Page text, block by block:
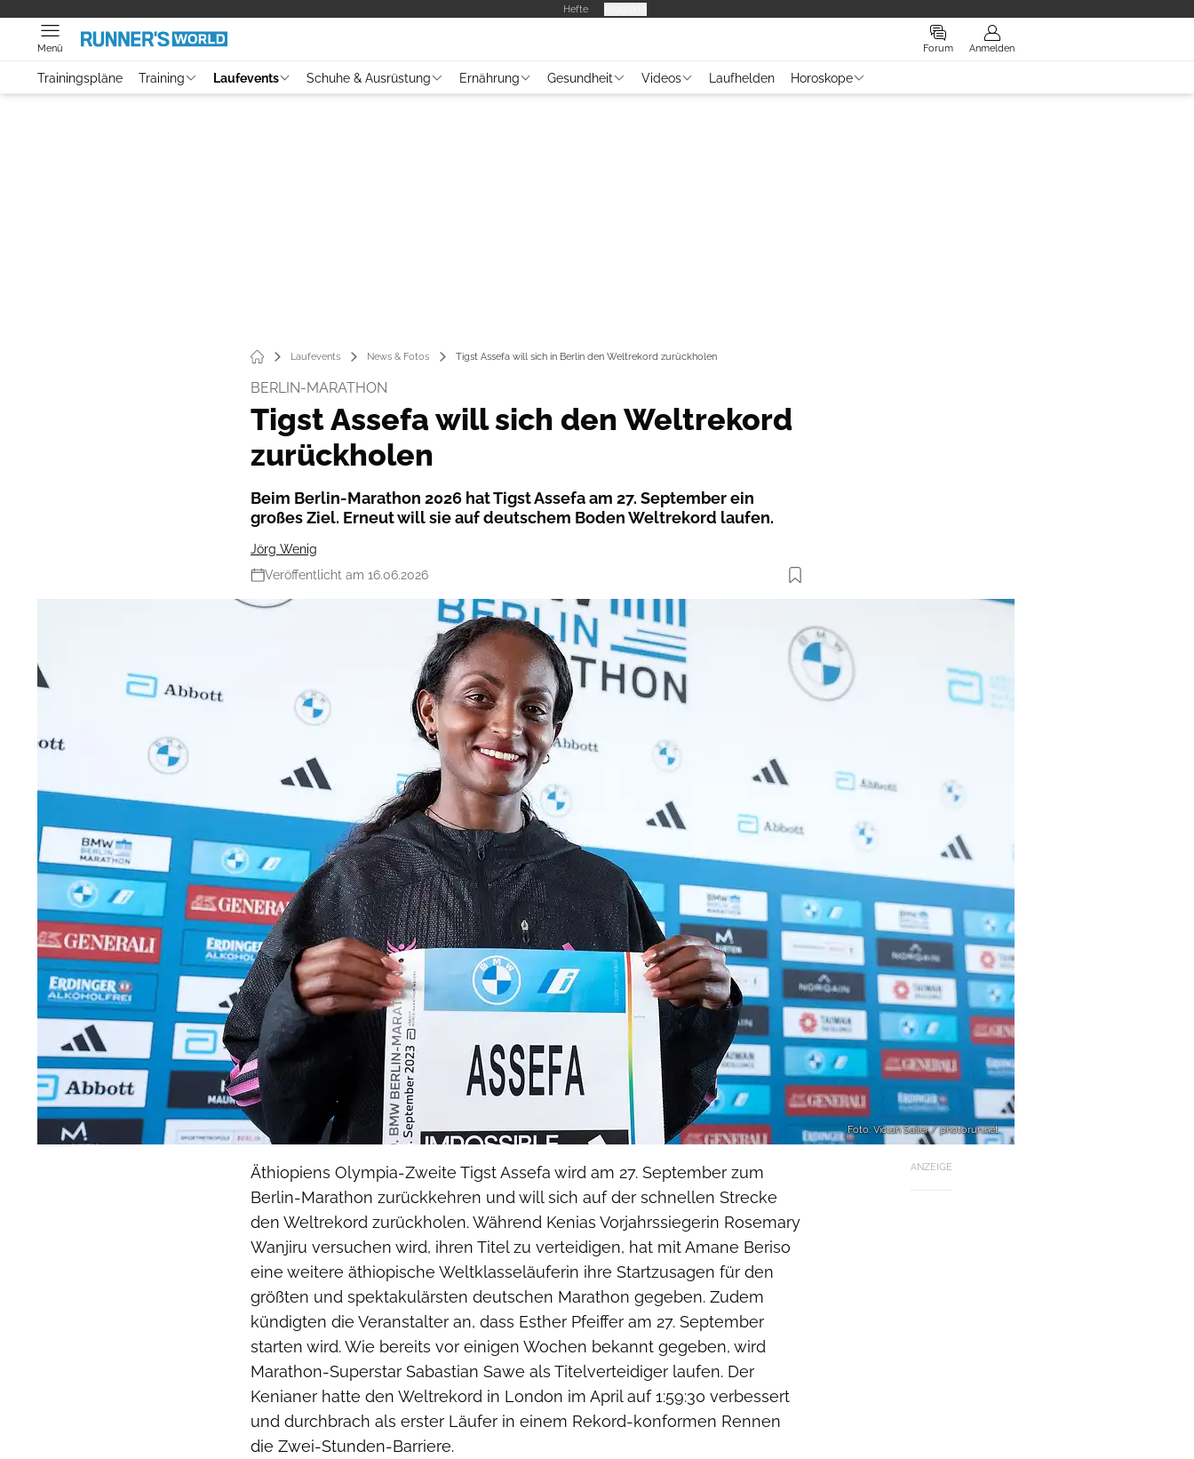
Hefte
Forum Anmelden
Menü
Trainingspläne Training Laufevents Schuhe & Ausrüstung Ernährung Gesundheit Videos Laufhelden Horoskope
Laufevents News & Fotos Tigst Assefa will sich in Berlin den Weltrekord zurückholen
BERLIN-MARATHON
Tigst Assefa will sich den Weltrekord
zurückholen
Beim Berlin-Marathon 2026 hat Tigst Assefa am 27. September ein
großes Ziel. Erneut will sie auf deutschem Boden Weltrekord laufen.
Jörg Wenig
Veröffentlicht am 16.06.2026
Foto: Victah Sailer / photorun.net
ANZEIGE
Äthiopiens Olympia-Zweite Tigst Assefa wird am 27. September zum
Berlin-Marathon zurückkehren und will sich auf der schnellen Strecke
den Weltrekord zurückholen. Während Kenias Vorjahrssiegerin Rosemary
Wanjiru versuchen wird, ihren Titel zu verteidigen, hat mit Amane Beriso
eine weitere äthiopische Weltklasseläuferin ihre Startzusagen für den
größten und spektakulärsten deutschen Marathon gegeben. Zudem
kündigten die Veranstalter an, dass Esther Pfeiffer am 27. September
starten wird. Wie bereits vor einigen Wochen bekannt gegeben, wird
Marathon-Superstar Sabastian Sawe als Titelverteidiger laufen. Der
Kenianer hatte den Weltrekord in London im April auf 1:59:30 verbessert
und durchbrach als erster Läufer in einem Rekord-konformen Rennen
die Zwei-Stunden-Barriere.